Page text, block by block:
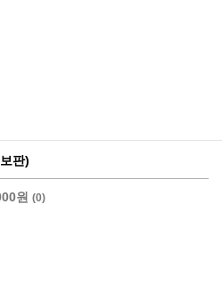
판)
원 (0)